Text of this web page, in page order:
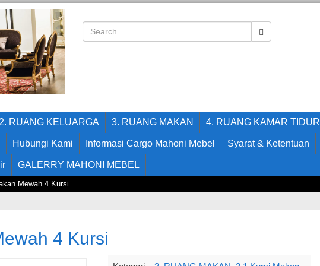
2. RUANG KELUARGA 3. RUANG MAKAN 4. RUANG KAMAR TIDUR
Hubungi Kami Informasi Cargo Mahoni Mebel Syarat & Ketentuan
GALERRY MAHONI MEBEL
Mewah 4 Kursi
4 Kursi